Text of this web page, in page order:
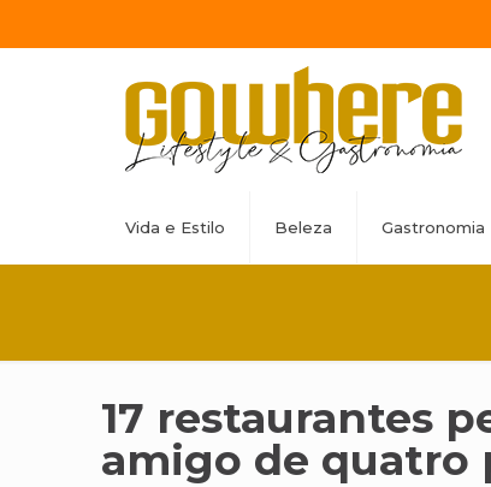
Vida e Estilo Beleza Gastronomia
17 restaurantes
amigo de quatro